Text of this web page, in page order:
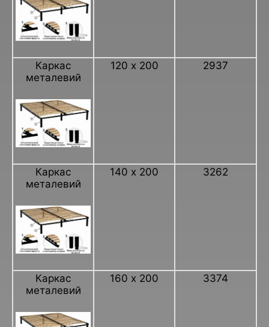
Каркас
металевий
120 х 200 2937
Каркас
металевий
140 х 200 3262
Каркас
металевий
160 х 200 3374